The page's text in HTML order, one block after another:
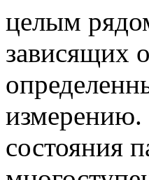
целым
зависящих
измерению.
состояния